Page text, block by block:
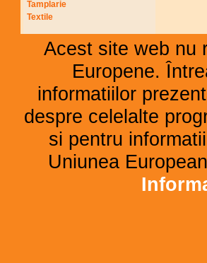
Tamplarie
Textile
Acest site web nu
Europene.
informatiilor
despre celelalte
si pentru
Uniunea